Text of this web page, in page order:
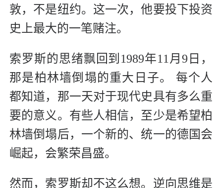
敦，不是纽约。这一次，他要投下投资
史上最大的一笔赌注。
索罗斯的思绪飘回到1989年11月9日，
那是柏林墙倒塌的重大日子。 每个人
都知道，那一天对于现代史具有多么重
要的意义。有些人相信，至少是希望柏
林墙倒塌后，一个新的、统一的德国会
崛起，会繁荣昌盛。
然而，索罗斯却不这么想。逆向思维是